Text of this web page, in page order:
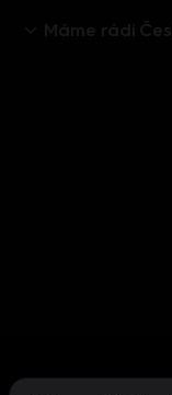
Máme rádi